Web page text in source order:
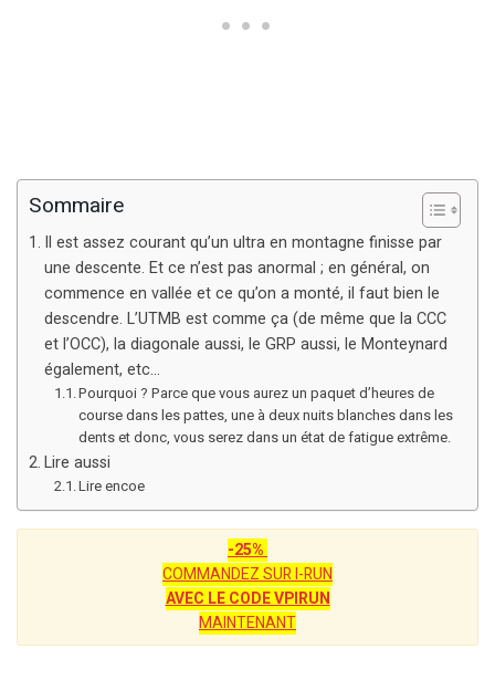
Sommaire
Il est assez courant qu’un ultra en montagne finisse par
une descente. Et ce n’est pas anormal ; en général, on
commence en vallée et ce qu’on a monté, il faut bien le
descendre. L’UTMB est comme ça (de même que la CCC
et l’OCC), la diagonale aussi, le GRP aussi, le Monteynard
également, etc…
Pourquoi ? Parce que vous aurez un paquet d’heures de
course dans les pattes, une à deux nuits blanches dans les
dents et donc, vous serez dans un état de fatigue extrême.
Lire aussi
Lire encoe
-25%
COMMANDEZ SUR I-RUN
AVEC LE CODE VPIRUN
MAINTENANT